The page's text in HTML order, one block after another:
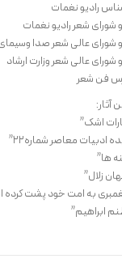
رادیو نغمات
شورای شعر رادیو نغمات
شورای عالی شعر صدا
شورای عالی شعر وزارت ارشاد
فن شعر
آثار:
اشک”
ادبیات معاصر شماره۲۲”
ها”
زلال”
به امت خود پشت
ابراهیم”